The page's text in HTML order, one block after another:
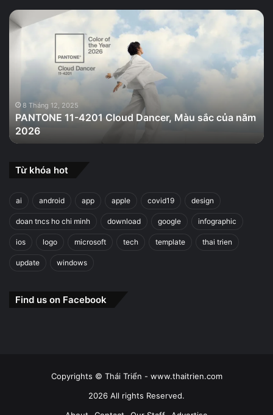
PANTONE
11-
Màu
của
năm
2026
8 Tháng 12, 2025
PANTONE 11-4201 Cloud Dancer, Màu sắc của năm
2026
Từ khóa hot
ai android app apple covid19 design
doan tncs ho chi minh download google infographic
ios logo microsoft tech template thai trien
update windows
Find us on Facebook
Copyrights © Thái Triển - www.thaitrien.com
2026 All rights Reserved.